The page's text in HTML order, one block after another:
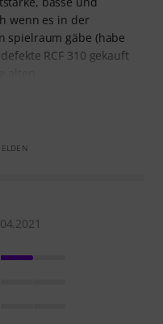
wenn es in der
spielraum gäbe (habe
RCF 310 gekauft